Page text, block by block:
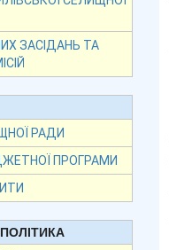
ЗАСІДАНЬ ТА
РАДИ
ПРОГРАМИ